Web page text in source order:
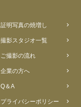
証明写真の焼増し
撮影スタジオ一覧
ご撮影の流れ
企業の方へ
Q＆A
プライバシーポリシー